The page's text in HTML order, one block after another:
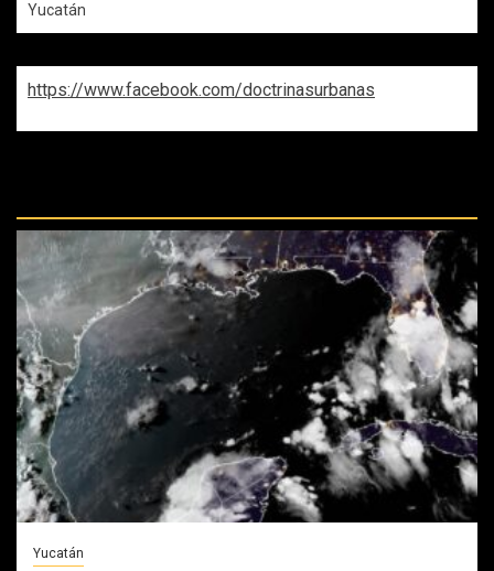
Yucatán
https://www.facebook.com/doctrinasurbanas
Yucatán